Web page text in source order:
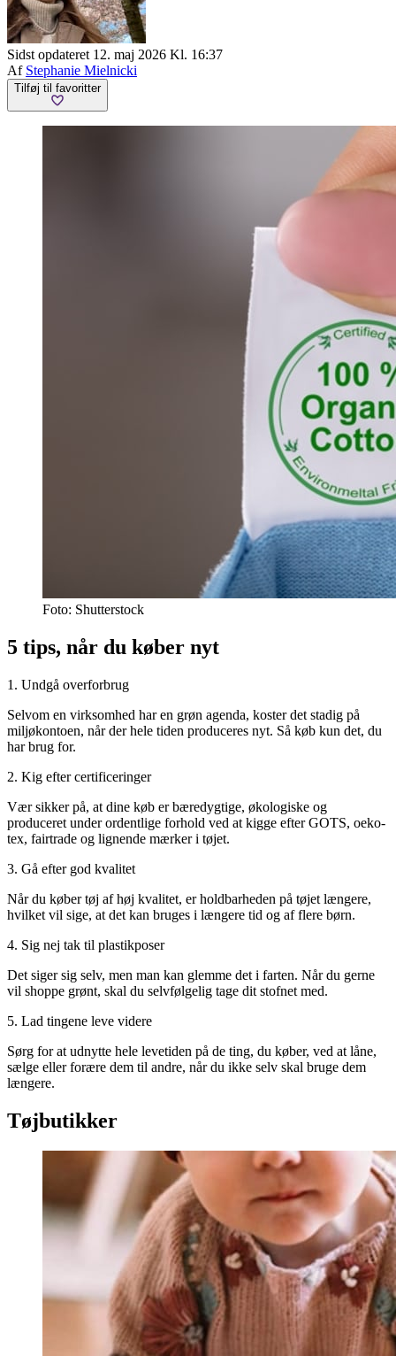
Sidst opdateret 12. maj 2026 Kl. 16:37
Af Stephanie Mielnicki
Tilføj til favoritter
Foto: Shutterstock
5 tips, når du køber nyt
1. Undgå overforbrug
Selvom en virksomhed har en grøn agenda, koster det stadig på
miljøkontoen, når der hele tiden produceres nyt. Så køb kun det, du
har brug for.
2. Kig efter certificeringer
Vær sikker på, at dine køb er bæredygtige, økologiske og
produceret under ordentlige forhold ved at kigge efter GOTS, oeko-
tex, fairtrade og lignende mærker i tøjet.
3. Gå efter god kvalitet
Når du køber tøj af høj kvalitet, er holdbarheden på tøjet længere,
hvilket vil sige, at det kan bruges i længere tid og af flere børn.
4. Sig nej tak til plastikposer
Det siger sig selv, men man kan glemme det i farten. Når du gerne
vil shoppe grønt, skal du selvfølgelig tage dit stofnet med.
5. Lad tingene leve videre
Sørg for at udnytte hele levetiden på de ting, du køber, ved at låne,
sælge eller forære dem til andre, når du ikke selv skal bruge dem
længere.
Tøjbutikker